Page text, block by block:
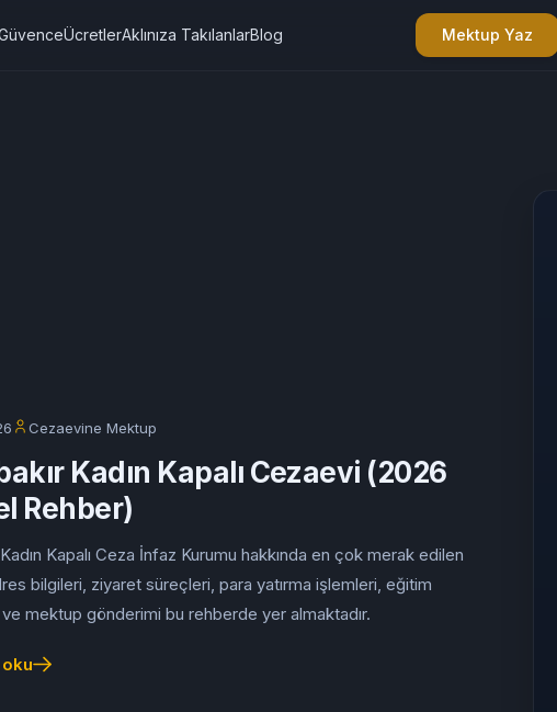
ÜcretlerAklınıza TakılanlarBlog Mektup Yaz
Cezaevine Mektup
Kadın Kapalı Cezaevi (2026
Rehber)
Kapalı Ceza İnfaz Kurumu hakkında en çok merak edilen
bilgileri, ziyaret süreçleri, para yatırma işlemleri, eğitim
mektup gönderimi bu rehberde yer almaktadır.
oku